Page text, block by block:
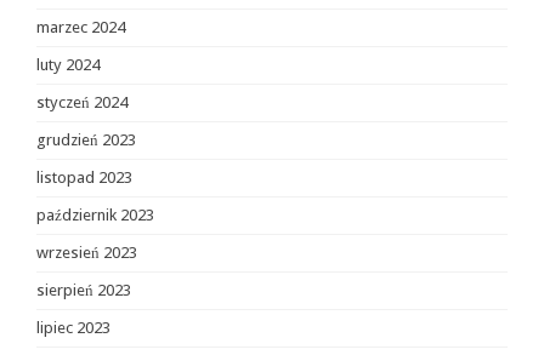
marzec 2024
luty 2024
styczeń 2024
grudzień 2023
listopad 2023
październik 2023
wrzesień 2023
sierpień 2023
lipiec 2023